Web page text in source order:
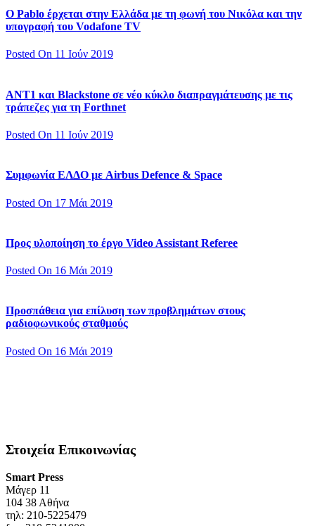
Ο Pablo έρχεται στην Ελλάδα με τη φωνή του Νικόλα και την
υπογραφή του Vodafone TV
Posted On 11 Ιούν 2019
ΑΝΤ1 και Blackstone σε νέο κύκλο διαπραγμάτευσης με τις
τράπεζες για τη Forthnet
Posted On 11 Ιούν 2019
Συμφωνία ΕΛΔΟ με Airbus Defence & Space
Posted On 17 Μάι 2019
Προς υλοποίηση το έργο Video Assistant Referee
Posted On 16 Μάι 2019
Προσπάθεια για επίλυση των προβλημάτων στους
ραδιοφωνικούς σταθμούς
Posted On 16 Μάι 2019
Στοιχεία Επικοινωνίας
Smart Press
Mάγερ 11
104 38 Αθήνα
τηλ: 210-5225479